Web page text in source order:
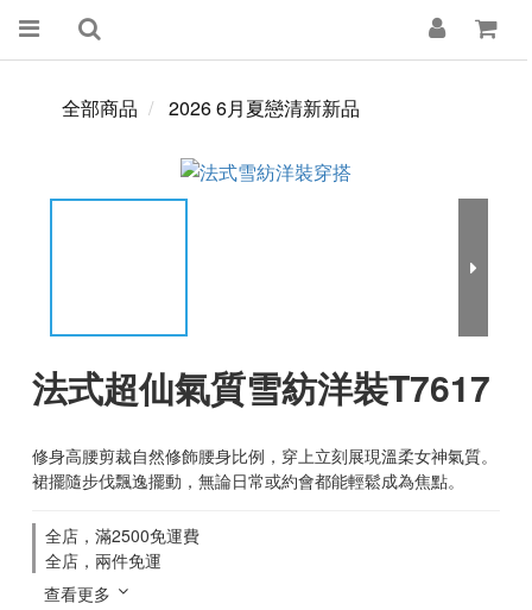
全部商品 2026 6月夏戀清新新品
法式超仙氣質雪紡洋裝T7617
修身高腰剪裁自然修飾腰身比例，穿上立刻展現溫柔女神氣質。
裙擺隨步伐飄逸擺動，無論日常或約會都能輕鬆成為焦點。
全店，滿2500免運費
全店，兩件免運
查看更多